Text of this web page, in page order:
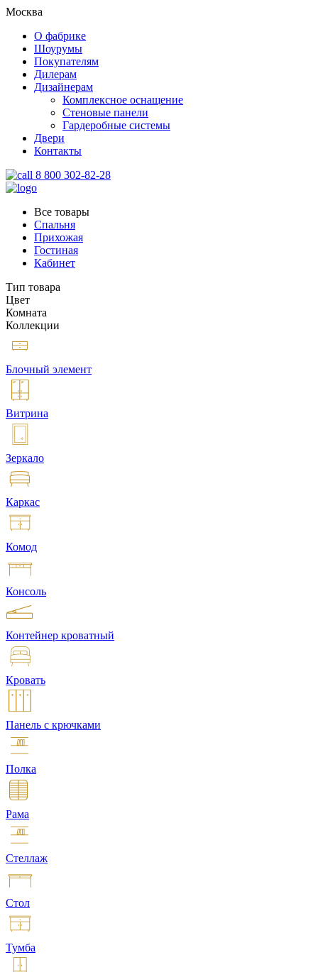
Москва
О фабрике
Шоурумы
Покупателям
Дилерам
Дизайнерам
Комплексное оснащение
Стеновые панели
Гардеробные системы
Двери
Контакты
8 800 302-82-28
Все товары
Спальня
Прихожая
Гостиная
Кабинет
Тип товара
Цвет
Комната
Коллекции
Блочный элемент
Витрина
Зеркало
Каркас
Комод
Консоль
Контейнер кроватный
Кровать
Панель с крючками
Полка
Рама
Стеллаж
Стол
Тумба